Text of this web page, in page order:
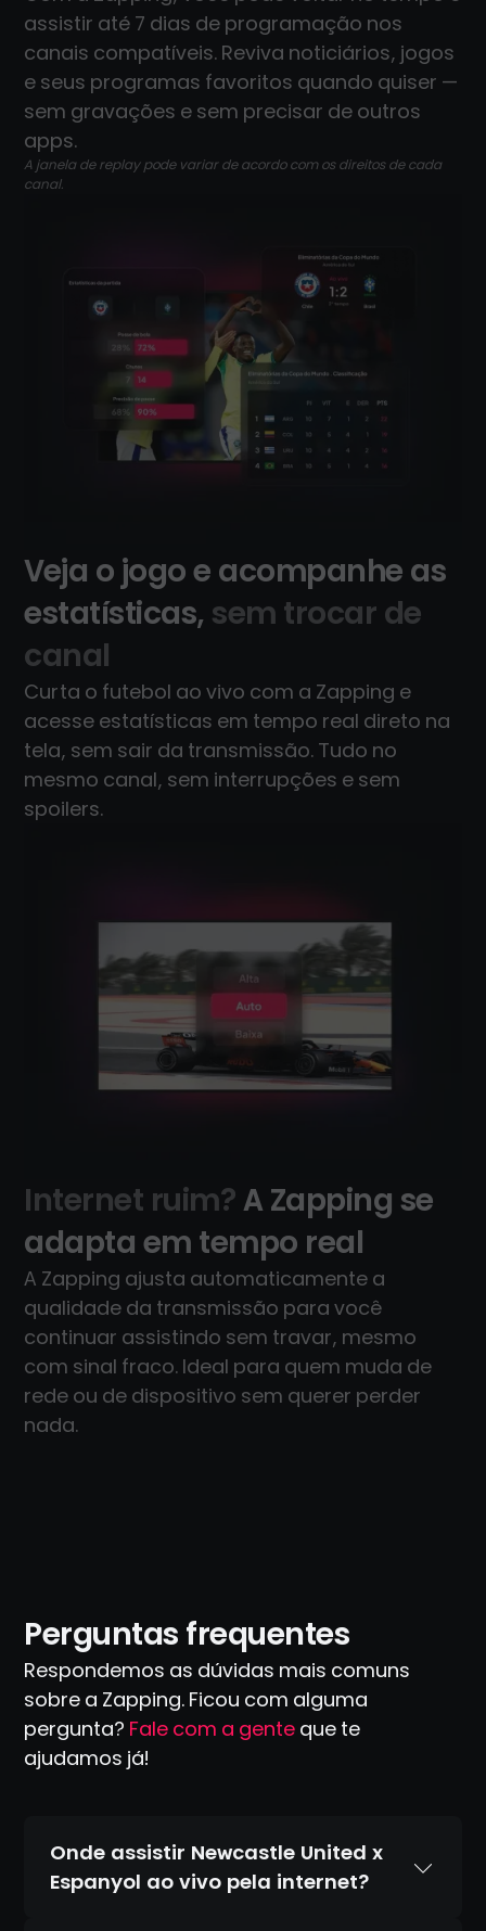
assistir até 7 dias de programação nos
canais compatíveis. Reviva noticiários, jogos
e seus programas favoritos quando quiser —
sem gravações e sem precisar de outros
apps.
A janela de replay pode variar de acordo com os direitos de cada
canal.
Veja o jogo e acompanhe as
estatísticas, sem trocar de
canal
Curta o futebol ao vivo com a Zapping e
acesse estatísticas em tempo real direto na
tela, sem sair da transmissão. Tudo no
mesmo canal, sem interrupções e sem
spoilers.
Internet ruim?A Zapping se
adapta em tempo real
A Zapping ajusta automaticamente a
qualidade da transmissão para você
continuar assistindo sem travar, mesmo
com sinal fraco. Ideal para quem muda de
rede ou de dispositivo sem querer perder
nada.
Perguntas frequentes
Respondemos as dúvidas mais comuns
sobre a Zapping. Ficou com alguma
pergunta? Fale com a gente que te
ajudamos já!
Onde assistir Newcastle United x
Espanyol ao vivo pela internet?